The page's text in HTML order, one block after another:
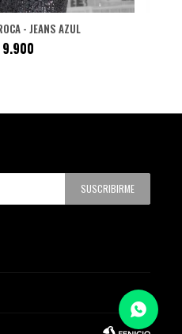
- JEANS AZUL
9.900
SUSCRIBIRME